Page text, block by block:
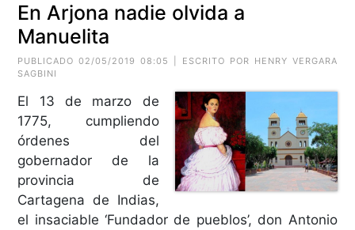
En Arjona nadie olvida a
Manuelita
PUBLICADO 02/05/2019 08:05 | ESCRITO POR HENRY VERGARA
SAGBINI
El 13 de marzo de
1775, cumpliendo
órdenes del
gobernador de la
provincia de
Cartagena de Indias,
el insaciable ‘Fundador de pueblos’, don Antonio